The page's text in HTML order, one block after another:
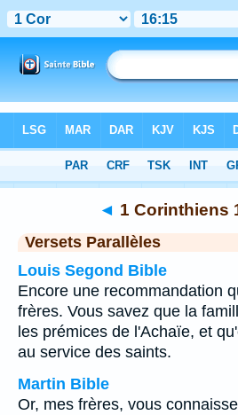
> Chapitre 16 > Verset 15
◄ 1 Corinthiens
Versets Parallèles
Louis Segond Bible
Encore une recommandation
frères. Vous savez que la
les prémices de l'Achaïe, et
au service des saints.
Martin Bible
Or, mes frères, vous